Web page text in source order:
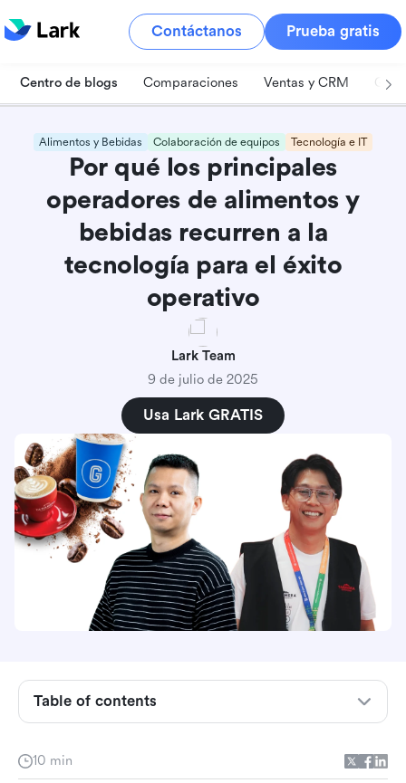
Contáctanos Prueba gratis
Centro de blogs Comparaciones Ventas y CRM
Alimentos y Bebidas Colaboración de equipos Tecnología e IT
Por qué los principales
operadores de alimentos y
bebidas recurren a la
tecnología para el éxito
operativo
Lark Team
9 de julio de 2025
Usa Lark GRATIS
10 min
Table of contents
El desafío pasado por alto de la expansión es